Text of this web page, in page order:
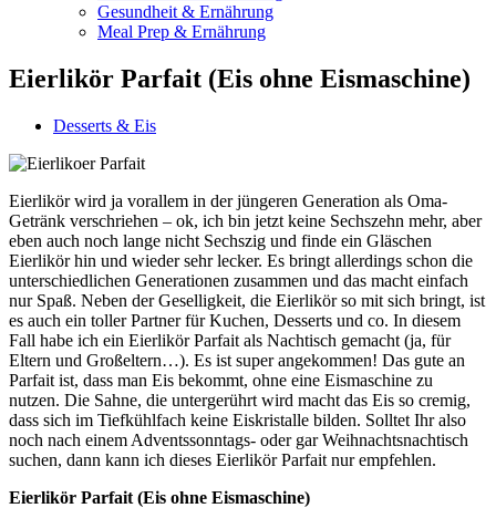
Gesundheit & Ernährung
Meal Prep & Ernährung
Eierlikör Parfait (Eis ohne Eismaschine)
Desserts & Eis
Eierlikör wird ja vorallem in der jüngeren Generation als Oma-
Getränk verschriehen – ok, ich bin jetzt keine Sechszehn mehr, aber
eben auch noch lange nicht Sechszig und finde ein Gläschen
Eierlikör hin und wieder sehr lecker. Es bringt allerdings schon die
unterschiedlichen Generationen zusammen und das macht einfach
nur Spaß. Neben der Geselligkeit, die Eierlikör so mit sich bringt, ist
es auch ein toller Partner für Kuchen, Desserts und co. In diesem
Fall habe ich ein Eierlikör Parfait als Nachtisch gemacht (ja, für
Eltern und Großeltern…). Es ist super angekommen! Das gute an
Parfait ist, dass man Eis bekommt, ohne eine Eismaschine zu
nutzen. Die Sahne, die untergerührt wird macht das Eis so cremig,
dass sich im Tiefkühlfach keine Eiskristalle bilden. Solltet Ihr also
noch nach einem Adventssonntags- oder gar Weihnachtsnachtisch
suchen, dann kann ich dieses Eierlikör Parfait nur empfehlen.
Eierlikör Parfait (Eis ohne Eismaschine)